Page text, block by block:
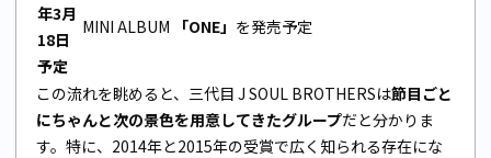
年3月
18日
予定
MINI ALBUM 「ONE」 を発売予定
この流れを眺めると、三代目 J SOUL BROTHERSは節目ごと
にちゃんと次の景色を用意してきたグループだと分かりま
す。特に、2014年と2015年の受賞で広く知られる存在にな